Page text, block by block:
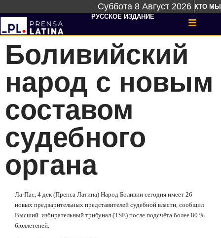
Суббота 8 Август 2026 КТО МЫ
РУССКОЕ ИЗДАНИЕ
Боливийский
народ с новым
составом
судебного
органа
Ла-Пас, 4 дек (Пренса Латина) Народ Боливии сегодня имеет 26
новых предварительных представителей судебной власти, сообщил
Высший избирательный трибунал (TSE) после подсчёта более 80 %
бюллетеней.